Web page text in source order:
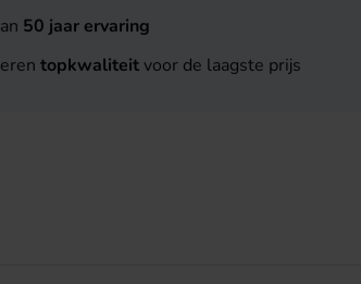
50 jaar ervaring
topkwaliteit voor de laagste prijs